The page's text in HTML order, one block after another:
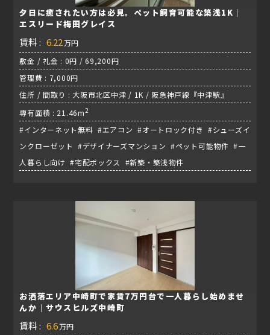
夕日に癒されたい方は必見。ペット飼育可能な築浅1K｜
エスリード梅田グレイス
賃料 : 6.22 万円
敷金 / 礼金 : 0円 / 69,200円
管理費 : 7,000円
住所 / 間取り : 大阪市北区中津 / 1K / 阪急神戸線『中津駅』
専有面積 : 21.46m2
#インターネット無料 #エアコン #オートロック付き #シューズイ
ンクローゼット #デザイナーズマンション #ペット可能物件 #一
人暮らし向け #宅配ボックス #新築・築浅物件
お洒落エリア中崎町で家賃7万円台で一人暮らし始めませ
んか｜サウスヒルズ中崎町
賃料 : 6.6万円